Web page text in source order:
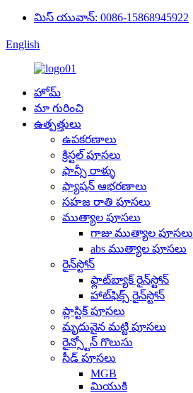
మిస్ యువాన్: 0086-15868945922
English
హోమ్
మా గురించి
ఉత్పత్తులు
ఉపకరణాలు
క్రిస్టల్ పూసలు
ఫాన్సీ రాళ్ళు
ఫ్యాషన్ ఆభరణాలు
సహజ రాతి పూసలు
ముత్యాల పూసలు
గాజు ముత్యాల పూసలు
abs ముత్యాల పూసలు
రైన్‌స్టోన్
ఫ్లాట్‌బ్యాక్ రైన్‌స్టోన్
హాట్‌ఫిక్స్ రైన్‌స్టోన్
ప్లాస్టిక్ పూసలు
మృదువైన మట్టి పూసలు
రైన్స్టోన్ గొలుసు
సీడ్ పూసలు
MGB
మియుకి